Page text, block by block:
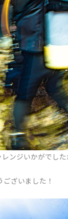
ンジいかがでし
ざいました！